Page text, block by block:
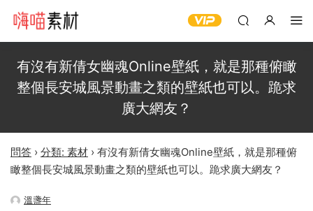
有沒有新倩女幽魂Online壁紙，就是那種俯瞰
整個長安城風景動畫之類的壁紙也可以。跪求
廣大網友？
問答 › 分類: 素材 › 有沒有新倩女幽魂Online壁紙，就是那種俯
瞰整個長安城風景動畫之類的壁紙也可以。跪求廣大網友？
溫盞年